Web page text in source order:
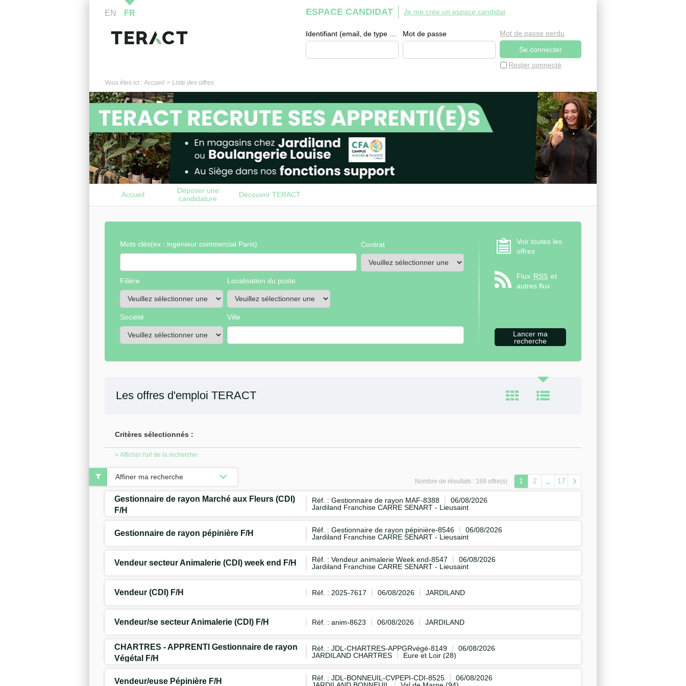
EN FR ESPACE CANDIDAT
Mot de passe
Rester connecté
Mot de passe perdu
Je me crée un espace candidat
Vous êtes ici : Accueil Liste des offres
Accueil
Déposer une
candidature
spontanée
Découvrir TERACT
Mots clés(ex : ingénieur commercial Paris) Contrat
Filière Localisation du poste
Société Ville
Voir toutes les
offres
Flux RSS et
autres flux
Les offres d'emploi TERACT
Critères sélectionnés :
» Afficher l'url de la recherche
Nombre de résultats : 169 offre(s) 1 2 17
Gestionnaire de rayon Marché aux Fleurs (CDI)
F/H
Réf. : Gestionnaire de rayon MAF-8388
06/08/2026
Jardiland Franchise CARRE SENART - Lieusaint
Gestionnaire de rayon pépinière F/H Réf. : Gestionnaire de rayon pépinière-8546
06/08/2026
Jardiland Franchise CARRE SENART - Lieusaint
Vendeur secteur Animalerie (CDI) week end F/H Réf. : Vendeur animalerie Week end-8547
06/08/2026
Jardiland Franchise CARRE SENART - Lieusaint
Vendeur (CDI) F/H Réf. : 2025-7617 06/08/2026 JARDILAND
Vendeur/se secteur Animalerie (CDI) F/H Réf. : anim-8623 06/08/2026 JARDILAND
CHARTRES - APPRENTI Gestionnaire de rayon
Végétal F/H
Réf. : JDL-CHARTRES-APPGRvégé-8149
06/08/2026
JARDILAND CHARTRES
Eure et Loir (28)
Vendeur/euse Pépinière F/H Réf. : JDL-BONNEUIL-CVPEPI-CDI-8525
06/08/2026
Affiner ma recherche